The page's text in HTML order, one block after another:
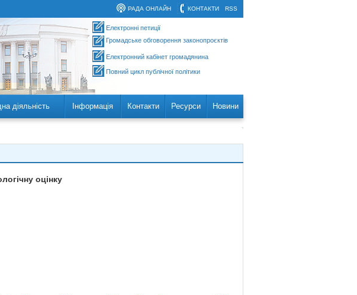
RSS
КОНТАКТИ
РАДА ОНЛАЙН
Електронні петиції
Громадське обговорення законопроєктів
Електронний кабінет громадянина
Повний цикл публічної політики
діяльність Інформація Контакти Ресурси Новини
оцінку